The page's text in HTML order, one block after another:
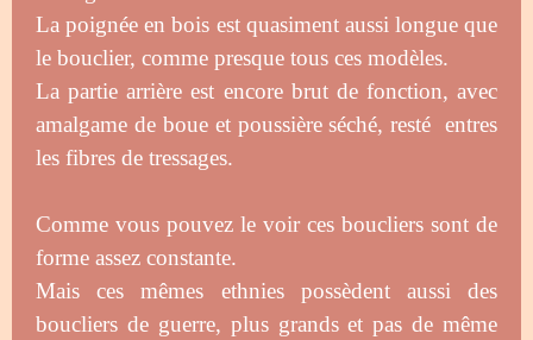
La poignée en bois est quasiment aussi longue que
le bouclier, comme presque tous ces modèles.
La partie arrière est encore brut de fonction, avec
amalgame de boue et poussière séché, resté entres
les fibres de tressages.
Comme vous pouvez le voir ces boucliers sont de
forme assez constante.
Mais ces mêmes ethnies possèdent aussi des
boucliers de guerre, plus grands et pas de même